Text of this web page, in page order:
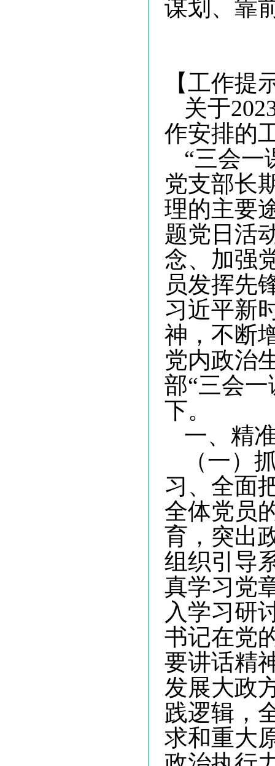
谋划、靠
【工作提
关于
作安排的
“三会一
党支部长
理的主要
题党日活
念、加强
员发挥先
习近平新
神，不断
党内政治
部“三会
下。
一、精
（一）
习、全面
全体党员
育，突出
组织引导
真学习党
入学习研
书记在党
要讲话精
发展大政
践逻辑，
求和重大